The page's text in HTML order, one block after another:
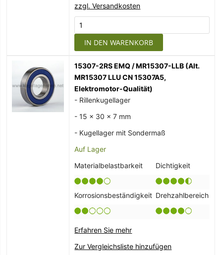
zzgl. Versandkosten
IN DEN WARENKORB
15307-2RS EMQ / MR15307-LLB (Alt.
MR15307 LLU CN 15307A5,
Elektromotor-Qualität)
- Rillenkugellager
- 15 x 30 x 7 mm
- Kugellager mit Sondermaß
Auf Lager
Materialbelastbarkeit
Dichtigkeit
Korrosionsbeständigkeit Drehzahlbereich
Erfahren Sie mehr
Zur Vergleichsliste hinzufügen